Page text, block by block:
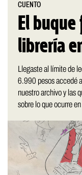
CUENTO
El
librería
Llegaste al límite de
6.990 pesos accedé
nuestro archivo y las
sobre lo que ocurre